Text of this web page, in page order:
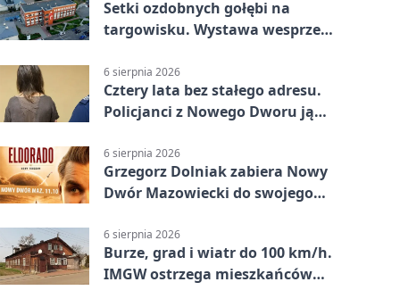
Setki ozdobnych gołębi na
targowisku. Wystawa wesprze
6 sierpnia 2026
Cztery lata bez stałego adresu.
Policjanci z Nowego Dworu ją
6 sierpnia 2026
Grzegorz Dolniak zabiera Nowy
Dwór Mazowiecki do swojego
6 sierpnia 2026
Burze, grad i wiatr do 100 km/h.
IMGW ostrzega mieszkańców